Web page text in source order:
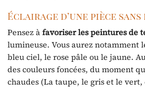
Éclairage d’une pièce
Pensez àfavoriser les peintures de
lumineuse. Vous aurez notamment
bleu ciel, le rose pâle ou le jaune.
des couleurs foncées, du moment
chaudes (La taupe, le gris et le vert,